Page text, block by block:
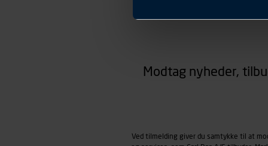
hjemmesiden ser ud eller
Carl Ras anvender
henblik på markedsføring,
personoplysninger om
Vi henviser endvidere til
Modtag nyheder,
Ved tilmelding giver du samtykke til at